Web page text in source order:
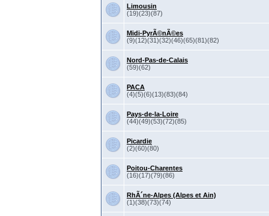
Limousin
(19)(23)(87)
Midi-PyrÃ©nÃ©es
(9)(12)(31)(32)(46)(65)(81)(82)
Nord-Pas-de-Calais
(59)(62)
PACA
(4)(5)(6)(13)(83)(84)
Pays-de-la-Loire
(44)(49)(53)(72)(85)
Picardie
(2)(60)(80)
Poitou-Charentes
(16)(17)(79)(86)
RhÃ´ne-Alpes (Alpes et Ain)
(1)(38)(73)(74)